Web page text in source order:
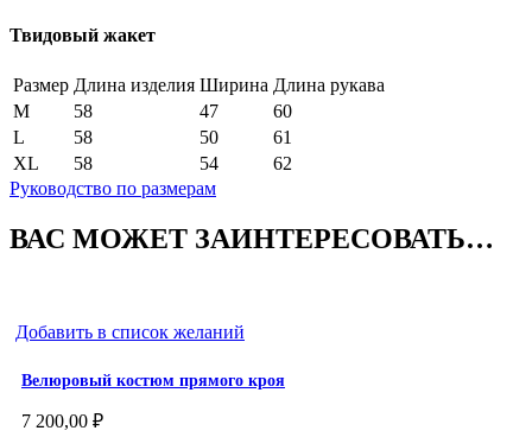
Твидовый жакет
Размер Длина изделия Ширина Длина рукава
M
58 47
60
L
58 50
61
XL
58 54
62
Руководство по размерам
ВАС МОЖЕТ ЗАИНТЕРЕСОВАТЬ…
Добавить в список желаний
Велюровый костюм прямого кроя
7 200,00 ₽